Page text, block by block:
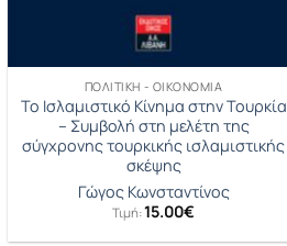
ΠΟΛΙΤΙΚΉ - ΟΙΚΟΝΟΜΊΑ
Το Ισλαμιστικό Κίνημα στην Τουρκία
– Συμβολή στη μελέτη της
σύγχρονης τουρκικής ισλαμιστικής
σκέψης
Γώγος Κωνσταντίνος
Τιμή:15.00€